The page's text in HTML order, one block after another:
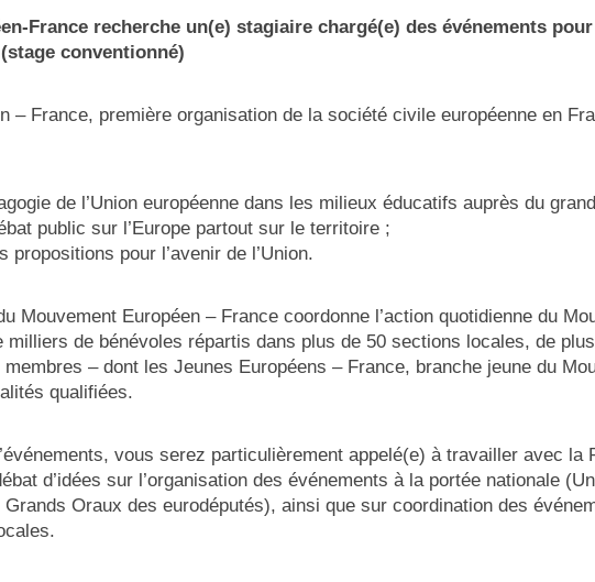
France recherche un(e) stagiaire chargé(e) des événements
conventionné)
– France, première organisation de la société civile européenne en
de l’Union européenne dans les milieux éducatifs auprès du
public sur l’Europe partout sur le territoire ;
propositions pour l’avenir de l’Union.
Mouvement Européen – France coordonne l’action quotidienne du
milliers de bénévoles répartis dans plus de 50 sections locales, de
– dont les Jeunes Européens – France, branche jeune du
qualifiées.
vous serez particulièrement appelé(e) à travailler avec la
d’idées sur l’organisation des événements à la portée nationale
Grands Oraux des eurodéputés), ainsi que sur coordination des